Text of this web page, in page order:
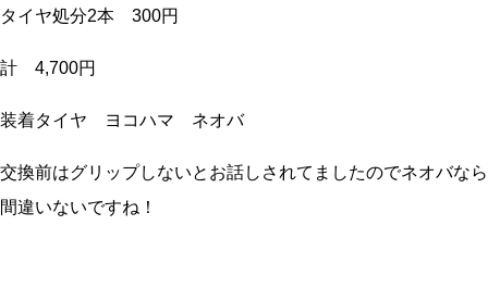
タイヤ処分2本 300円
計 4,700円
装着タイヤ ヨコハマ ネオバ
交換前はグリップしないとお話しされてましたのでネオバなら
間違いないですね！